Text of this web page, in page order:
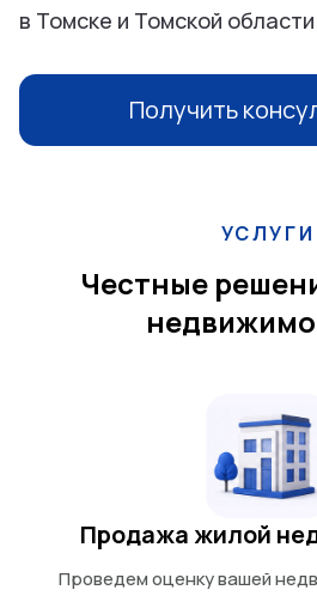
в Томске и Томской
Получить
УСЛУГИ
Честные
Продажа жилой
Проведем оценку вашей